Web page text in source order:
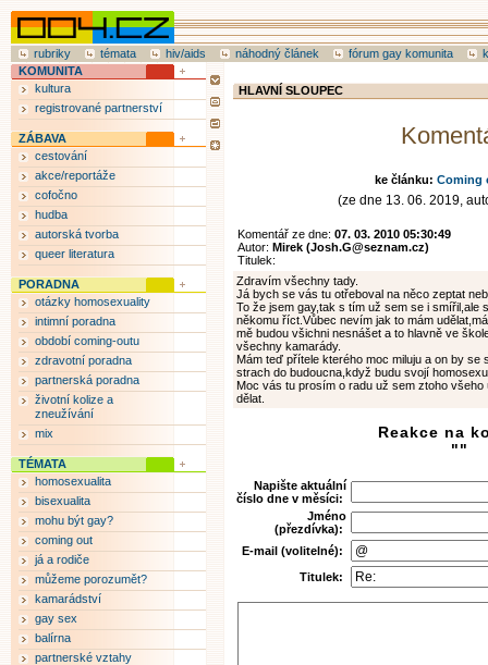
rubriky témata hiv/aids náhodný článek fórum gay komunita
HLAVNÍ SLOUPEC
ke článku: Coming
(ze dne 13. 06. 2019,
Komentář ze dne: 07. 03. 2010 05:30:49
Autor: Mirek (Josh.G@seznam.cz)
Titulek:
Zdravím všechny tady.
Já bych se vás tu otřeboval na něco zeptat
To že jsem gay,tak s tím už sem se i smířil,ale
někomu říct.Vůbec nevím jak to mám
mě budou všichni nesnášet a to hlavně ve
všechny kamarády.
Mám teď přítele kterého moc miluju a on by se
strach do budoucna,když budu svojí
Moc vás tu prosím o radu už sem ztoho všeho
dělat.
Reakce na
""
Napište aktuální
číslo dne v měsíci:
Jméno
(přezdívka):
E-mail (volitelné):
Titulek:
KOMUNITA
kultura
registrované partnerství
ZÁBAVA
cestování
akce/reportáže
cofočno
hudba
autorská tvorba
queer literatura
PORADNA
otázky homosexuality
intimní poradna
období coming-outu
zdravotní poradna
partnerská poradna
životní kolize a
zneužívání
mix
TÉMATA
homosexualita
bisexualita
mohu být gay?
coming out
já a rodiče
můžeme porozumět?
kamarádství
gay sex
balírna
partnerské vztahy